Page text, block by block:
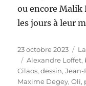
ou encore Malik
les jours à leur
Publié
le
23 octobre 2023
Étiquettes
Alexandre Loffet,
Cilaos,dessin,Jean-
Maxime Degey,Oli,